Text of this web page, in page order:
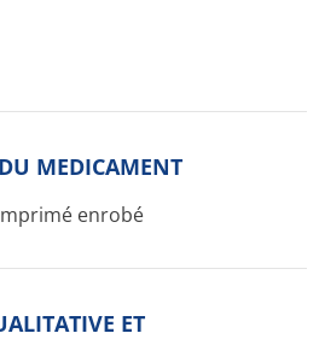
MEDICAMENT
enrobé
ET